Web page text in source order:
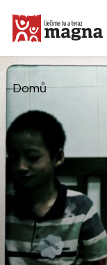
MOJA
PRACUJTE
Domů